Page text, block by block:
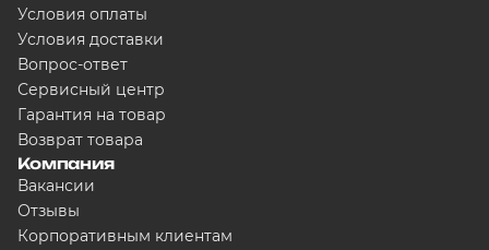
Условия оплаты
Условия доставки
Вопрос-ответ
Сервисный центр
Гарантия на товар
Возврат товара
Компания
Вакансии
Отзывы
Корпоративным клиентам